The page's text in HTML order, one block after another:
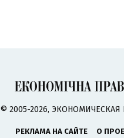
© 2005-2026, ЭКОНОМИЧЕСКАЯ
РЕКЛАМА НА САЙТЕ
О